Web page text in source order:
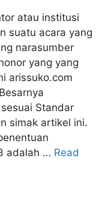
atau institusi
suatu acara yang
narasumber
yang yang
arissuko.com
Standar
simak artikel ini.
adalah … Read